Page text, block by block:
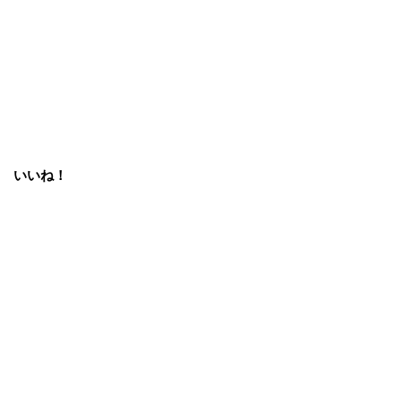
いいね！